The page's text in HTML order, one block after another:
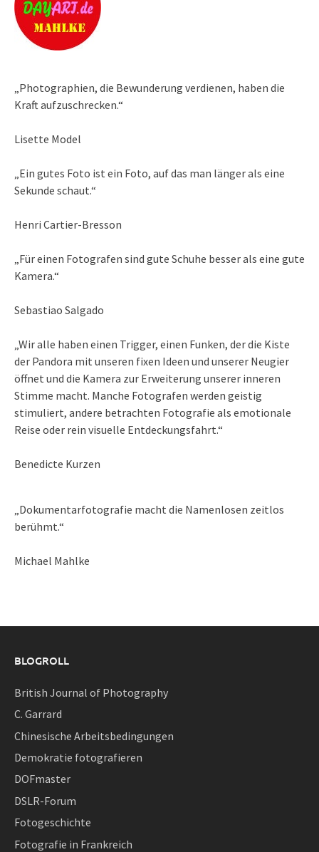
„Photographien, die Bewunderung verdienen, haben die
Kraft aufzuschrecken.“
Lisette Model
„Ein gutes Foto ist ein Foto, auf das man länger als eine
Sekunde schaut.“
Henri Cartier-Bresson
„Für einen Fotografen sind gute Schuhe besser als eine gute
Kamera.“
Sebastiao Salgado
„Wir alle haben einen Trigger, einen Funken, der die Kiste
der Pandora mit unseren fixen Ideen und unserer Neugier
öffnet und die Kamera zur Erweiterung unserer inneren
Stimme macht. Manche Fotografen werden geistig
stimuliert, andere betrachten Fotografie als emotionale
Reise oder rein visuelle Entdeckungsfahrt.“
Benedicte Kurzen
„Dokumentarfotografie macht die Namenlosen zeitlos
berühmt.“
Michael Mahlke
BLOGROLL
British Journal of Photography
C. Garrard
Chinesische Arbeitsbedingungen
Demokratie fotografieren
DOFmaster
DSLR-Forum
Fotogeschichte
Fotografie in Frankreich